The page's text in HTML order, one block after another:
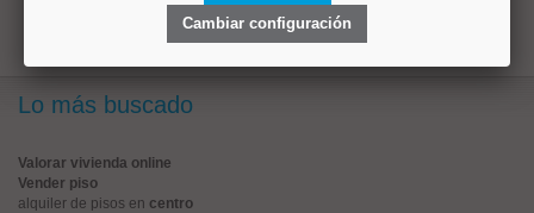
Lo más buscado
Valorar vivienda online
Vender piso
alquiler de pisos en centro
Cambiar configuración